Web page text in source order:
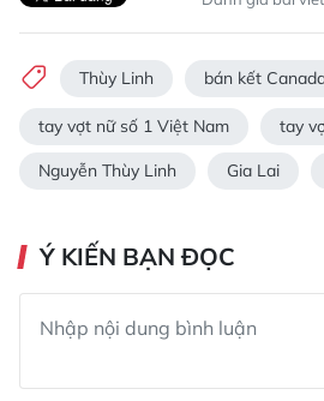
Thùy Linh bán kết
tay vợt nữ số 1 Việt Nam tay
Nguyễn Thùy Linh Gia Lai
Ý KIẾN BẠN ĐỌC